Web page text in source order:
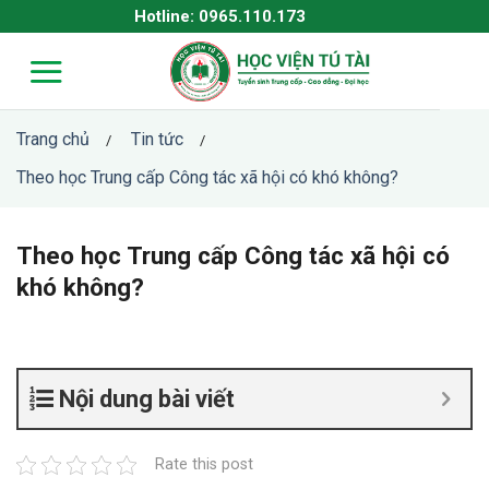
to
content
Hotline: 0965.110.173
Trang chủ / Tin tức /
Theo học Trung cấp Công tác xã hội có khó không?
Theo học Trung cấp Công tác xã hội có
khó không?
Nội dung bài viết
Rate this post